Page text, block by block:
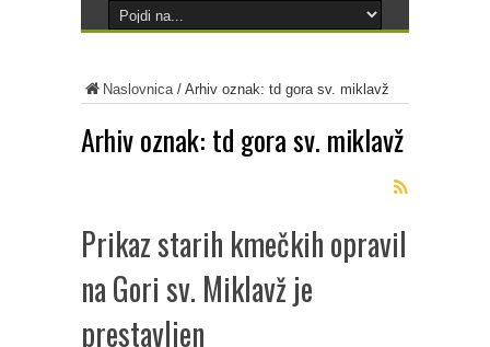
Naslovnica/ Arhiv oznak: td gora sv. miklavž
Arhiv oznak: td gora sv. miklavž
Prikaz starih kmečkih opravil
na Gori sv. Miklavž je
prestavljen